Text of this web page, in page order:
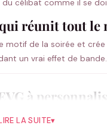
du célibat comme il se
réunit tout le
de la soirée et
un vrai effet de bande.
à
Le Marié, La Team ou
LA SUITE▾